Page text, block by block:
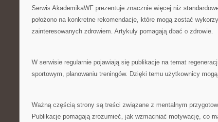
Serwis AkademikaWF prezentuje znacznie więcej niż
położono na konkretne rekomendacje, które mogą zostać
zainteresowanych zdrowiem. Artykuły pomagają dbać o zdrowie.
W serwisie regularnie pojawiają się publikacje na temat
sportowym, planowaniu treningów. Dzięki temu użytkownicy
Ważną częścią strony są treści związane z mentalnym
Publikacje pomagają zrozumieć, jak wzmacniać motywację, co